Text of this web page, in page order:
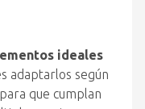
ideales
adaptarlos según
que cumplan